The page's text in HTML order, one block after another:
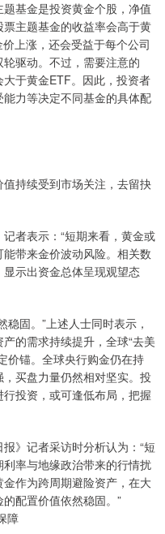
基金是投资黄金个股，净值
主题基金的收益率会高于黄
上涨，还会受益于每个公司
驱动。不过，需要注意的
于黄金ETF。因此，投资者
力等决定不同基金的具体配
持续受到市场关注，去留抉
者表示：“短期来看，黄金或
带来金价波动风险。相关数
示出资金总体呈现观望态
固。”上述人士同时表示，
的需求持续提升，全球“去美
价锚。全球央行购金仍在持
买盘力量仍然相对坚实。投
投资，或可逢低布局，把握
》记者采访时分析认为：“短
率与地缘政治带来的行情扰
作为跨周期避险资产，在大
配置价值依然稳固。”
障